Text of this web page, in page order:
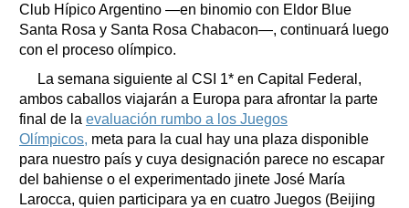
Club Hípico Argentino ―en binomio con Eldor Blue
Santa Rosa y Santa Rosa Chabacon―, continuará luego
con el proceso olímpico.
La semana siguiente al CSI 1* en Capital Federal,
ambos caballos viajarán a Europa para afrontar la parte
final de la evaluación rumbo a los Juegos
Olímpicos, meta para la cual hay una plaza disponible
para nuestro país y cuya designación parece no escapar
del bahiense o el experimentado jinete José María
Larocca, quien participara ya en cuatro Juegos (Beijing